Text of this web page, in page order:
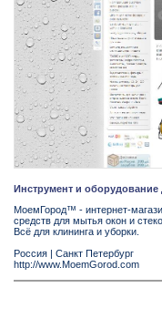
Инструмент и
МоемГород™ - интернет-
средств для мытья окон и
Всё для клининга и уборки.
Россия | Санкт Петербург
http://www.MoemGorod.com